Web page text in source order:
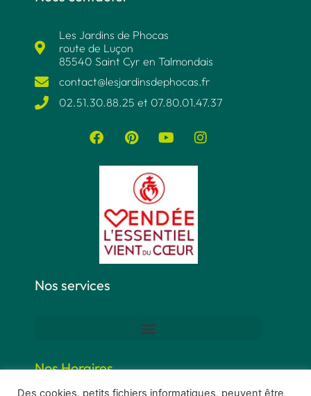
Les Jardins de Phocas
route de Luçon
85540 Saint Cyr en Talmondais
contact@lesjardinsdephocas.fr​
02.51.30.88.25 et 07.80.01.47.37​
Nos services
Nos Horaires
Des cookies, petits fichiers informatiques, peuvent être